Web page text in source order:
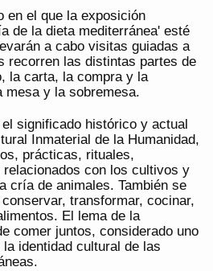
en el que la exposición
de la dieta mediterránea' esté
a cabo visitas guiadas a
recorren las distintas partes de
la carta, la compra y la
mesa y la sobremesa.
significado histórico y actual
Inmaterial de la Humanidad,
prácticas, rituales,
con los cultivos y
cría de animales. También se
transformar, cocinar,
El lema de la
comer juntos, considerado uno
identidad cultural de las